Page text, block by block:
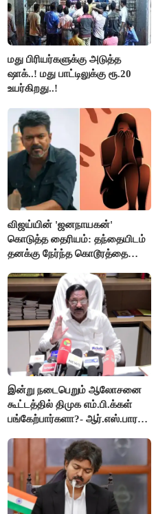
மது பிரியர்களுக்கு அடுத்த
ஷாக்..! மது பாட்டிலுக்கு ரூ.20
உயர்கிறது..!
விஜய்யின் 'ஜனநாயகன்'
கொடுத்த தைரியம்: தந்தையிடம்
தனக்கு நேர்ந்த கொடூரத்தை
இன்று நடைபெறும் ஆலோசனை
கூட்டத்தில் திமுக எம்.பி.க்கள்
பங்கேற்பார்களா?- ஆர்.எஸ்.பாரதி